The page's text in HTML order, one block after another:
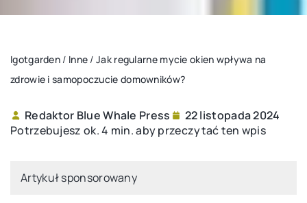
Igotgarden / Inne /Jak regularne mycie okien wpływa na
zdrowie i samopoczucie domowników?
Redaktor Blue Whale Press
22 listopada 2024
Potrzebujesz ok. 4 min. aby przeczytać ten wpis
Artykuł sponsorowany